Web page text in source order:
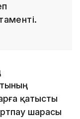
қатысты
шарасы